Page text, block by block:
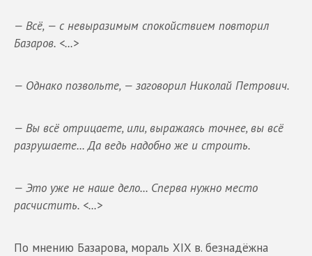
— Всё, — с невыразимым спокойствием повторил
Базаров. <...>
— Однако позвольте, — заговорил Николай Петрович.
— Вы всё отрицаете, или, выражаясь точнее, вы всё
разрушаете... Да ведь надобно же и строить.
— Это уже не наше дело... Сперва нужно место
расчистить. <...>
По мнению Базарова, мораль XIX в. безнадёжна